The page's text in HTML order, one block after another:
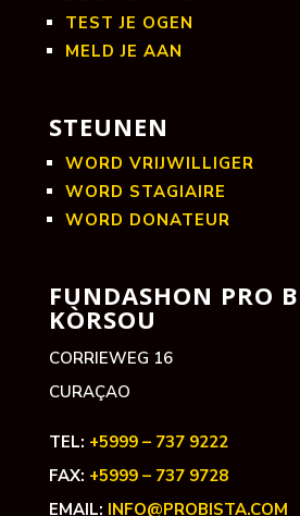
TEST JE OGEN
MELD JE AAN
STEUNEN
WORD VRIJWILLIGER
WORD STAGIAIRE
WORD DONATEUR
FUNDASHON PRO
KÒRSOU
CORRIEWEG 16
CURAÇAO
TEL: +5999 – 737 9222
FAX: +5999 – 737 9728
EMAIL: INFO@PROBISTA.COM